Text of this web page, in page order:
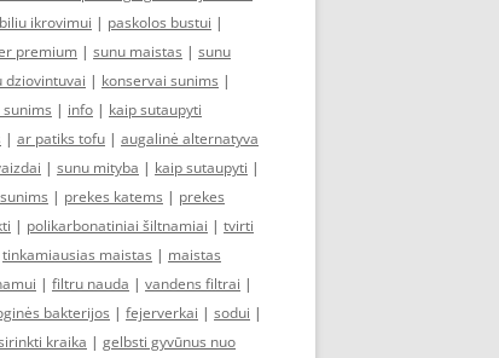
ikrovimui | paskolos bustui |
premium | sunu maistas | sunu
dziovintuvai | konservai sunims |
| info | kaip sutaupyti
| ar patiks tofu | augalinė alternatyva
| sunu mityba | kaip sutaupyti |
| prekes katems | prekes
| polikarbonatiniai šiltnamiai | tvirti
tinkamiausias maistas | maistas
| filtru nauda | vandens filtrai |
bakterijos | fejerverkai | sodui |
kraika | gelbsti gyvūnus nuo